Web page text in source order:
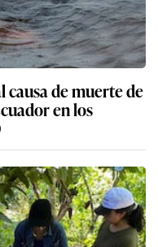
causa de muerte de
en los